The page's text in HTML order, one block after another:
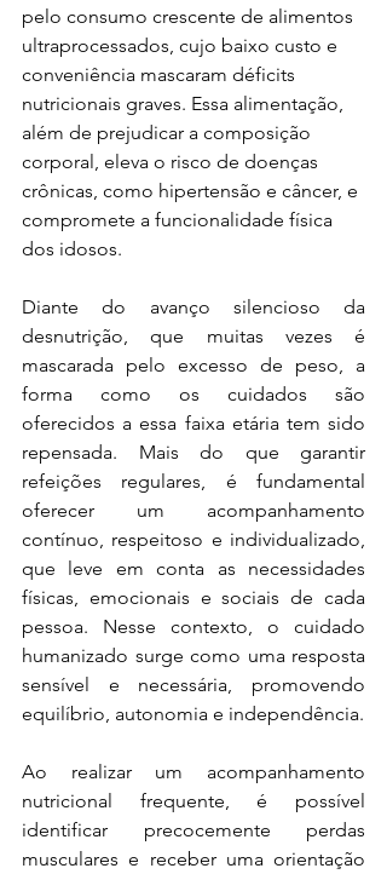
pelo consumo crescente de alimentos
ultraprocessados, cujo baixo custo e
conveniência mascaram déficits
nutricionais graves. Essa alimentação,
além de prejudicar a composição
corporal, eleva o risco de doenças
crônicas, como hipertensão e câncer, e
compromete a funcionalidade física
dos idosos.
Diante do avanço silencioso da
desnutrição, que muitas vezes é
mascarada pelo excesso de peso, a
forma como os cuidados são
oferecidos a essa faixa etária tem sido
repensada. Mais do que garantir
refeições regulares, é fundamental
oferecer um acompanhamento
contínuo, respeitoso e individualizado,
que leve em conta as necessidades
físicas, emocionais e sociais de cada
pessoa. Nesse contexto, o cuidado
humanizado surge como uma resposta
sensível e necessária, promovendo
equilíbrio, autonomia e independência.
Ao realizar um acompanhamento
nutricional frequente, é possível
identificar precocemente perdas
musculares e receber uma orientação